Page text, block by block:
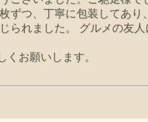
ずつ、丁寧に包装してあ
られました。 グルメの友
くお願いします。